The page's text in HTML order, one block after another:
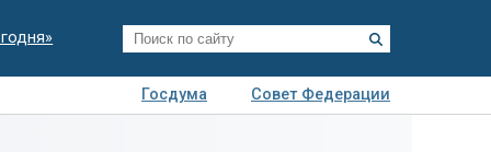
Госдума
Совет Федерации